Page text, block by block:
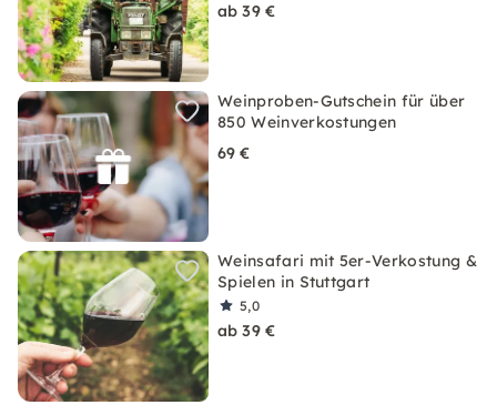
ab 39 €
Weinproben-Gutschein für über
850 Weinverkostungen
69 €
Weinsafari mit 5er-Verkostung &
Spielen in Stuttgart
5,0
ab 39 €